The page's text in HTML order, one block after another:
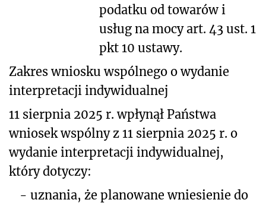
podatku od towarów i
usług na mocy art. 43 ust. 1
pkt 10 ustawy.
Zakres wniosku wspólnego o wydanie
interpretacji indywidualnej
11 sierpnia 2025 r. wpłynął Państwa
wniosek wspólny z 11 sierpnia 2025 r. o
wydanie interpretacji indywidualnej,
który dotyczy:
- uznania, że planowane wniesienie do